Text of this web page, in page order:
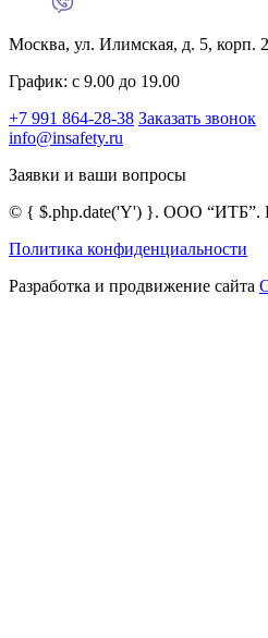
Москва, ул. Илимская, д. 5, корп.
График: с 9.00 до 19.00
+7 991 864-28-38 Заказать звонок
info@insafety.ru
Заявки и ваши вопросы
© { $.php.date('Y') }. ООО “ИТБ”.
Политика конфиденциальности
Разработка и продвижение сайта